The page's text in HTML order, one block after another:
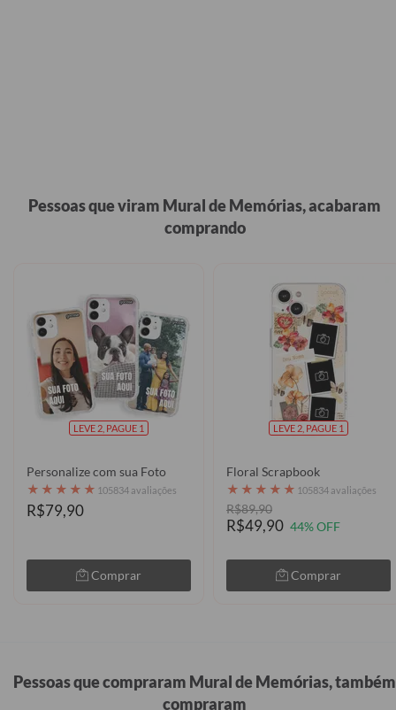
Pessoas que viram Mural de Memórias, acabaram
comprando
LEVE 2, PAGUE 1
Personalize com sua Foto
★ ★ ★ ★ ★ 105834 avaliações
R$79,90
Comprar
LEVE 2, PAGUE 1
Floral Scrapbook
★ ★ ★ ★ ★ 105834 avaliações
R$89,90
R$49,90 44% OFF
Comprar
Pessoas que compraram Mural de Memórias, também
compraram